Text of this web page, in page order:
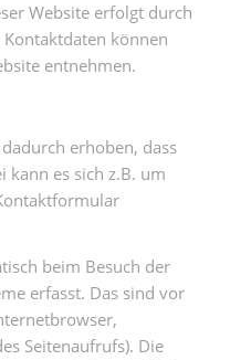
Website erfolgt durch
können
entnehmen.
erhoben, dass
kann es sich z.B. um
beim Besuch der
erfasst. Das sind vor
Seitenaufrufs). Die